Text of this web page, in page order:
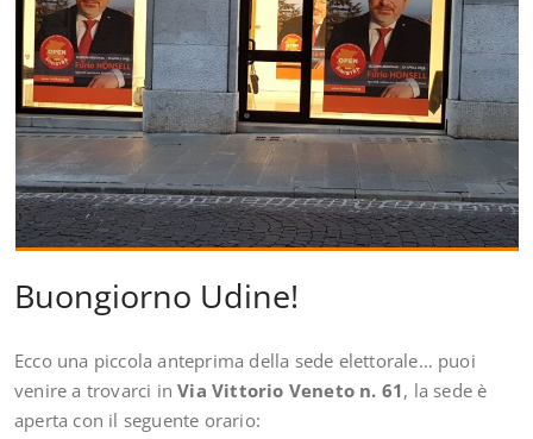
Buongiorno Udine!
Ecco una piccola anteprima della sede elettorale… puoi
venire a trovarci inVia Vittorio Veneto n. 61, la sede è
aperta con il seguente orario: